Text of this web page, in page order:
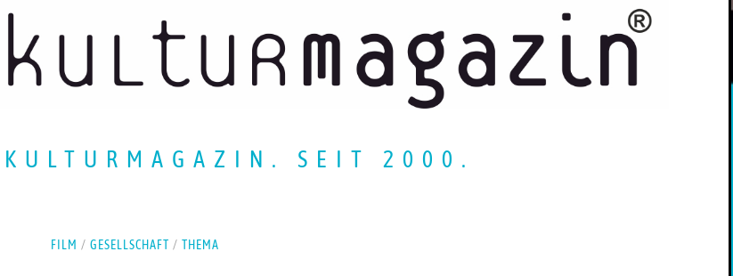
SEIT 2000.
FILM / GESELLSCHAFT / THEMA